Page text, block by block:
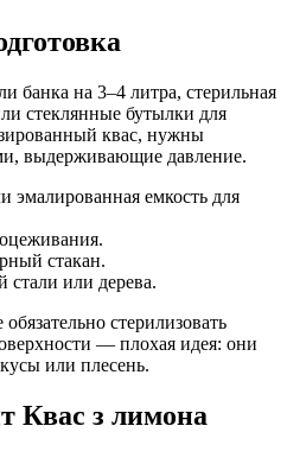
банка на 3–4 литра, стерильная
стеклянные бутылки для
квас, нужны
выдерживающие давление.
эмалированная емкость для
стакан.
или дерева.
стерилизовать
— плохая идея: они
или плесень.
Квас з лимона